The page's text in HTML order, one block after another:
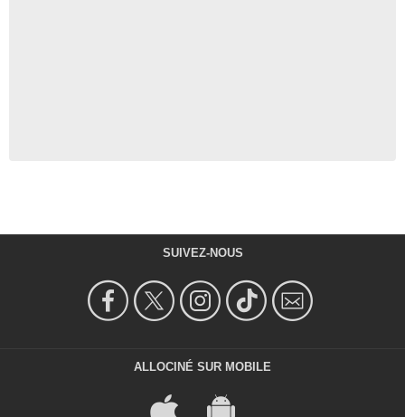
SUIVEZ-NOUS
ALLOCINÉ SUR MOBILE